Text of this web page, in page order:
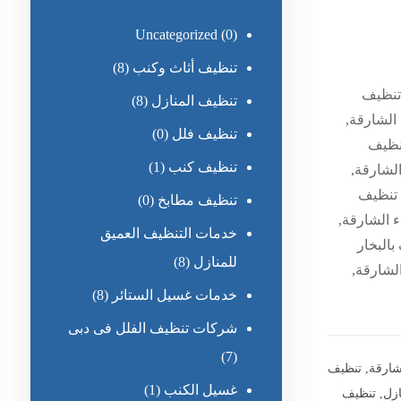
تنظيف
الشارقة,
,تنظيف
,تنظيف
Uncategorized (0)
تنظيف أثاث وكنب (8)
تنظيف المنازل (8)
تنظيف فلل (0)
تنظيف كنب (1)
تنظيف مطابخ (0)
خدمات التنظيف العميق
للمنازل (8)
خدمات غسيل الستائر (8)
شركات تنظيف الفلل فى دبى
(7)
غسيل الكنب (1)